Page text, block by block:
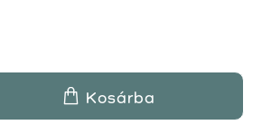
Kosárba